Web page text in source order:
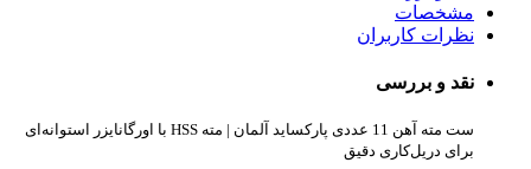
مشخصات
نظرات کاربران
نقد و بررسی
ست مته آهن 11 عددی پارکساید آلمان | مته HSS با اورگانایزر استوانه‌ای
برای دریل‌کاری دقیق